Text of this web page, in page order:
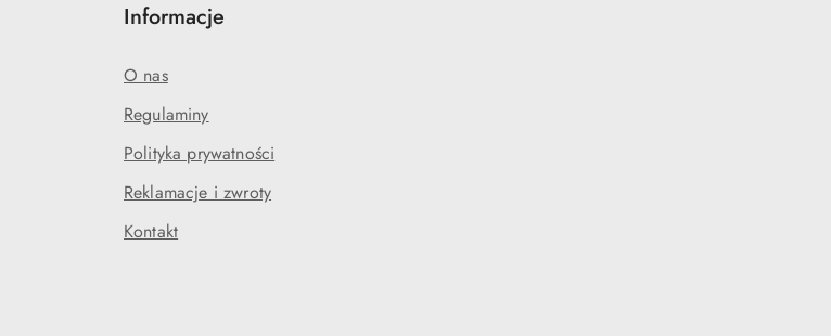
Informacje
O nas
Regulaminy
Polityka prywatności
Reklamacje i zwroty
Kontakt